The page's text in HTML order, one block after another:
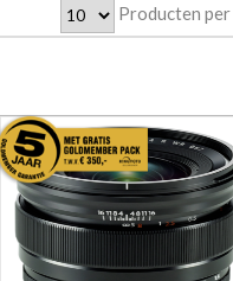
Producten